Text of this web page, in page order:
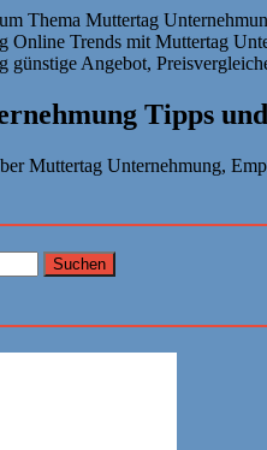
Thema Muttertag
Online Trends mit Muttertag
günstige Angebot,
Tipps
Muttertag Unternehmung,